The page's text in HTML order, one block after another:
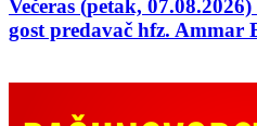
Večeras (petak,
gost predavač hfz. Ammar